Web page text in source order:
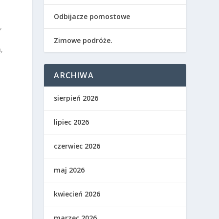
Odbijacze pomostowe
Zimowe podróże.
ARCHIWA
sierpień 2026
lipiec 2026
czerwiec 2026
maj 2026
kwiecień 2026